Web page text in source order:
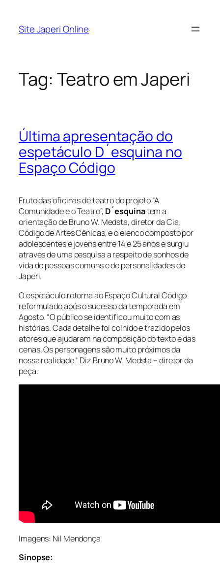
Site Japeri Online
Tag: Teatro em Japeri
Última apresentação do
espetáculo D´esquina no
Espaço Código
Fruto das oficinas de teatro do projeto “A
Comunidade e o Teatro”, D´esquinatem a
orientação de Bruno W. Medsta, diretor da Cia.
Código de Artes Cênicas, e o elenco composto por
adolescentes e jovens entre 14 e 25 anos e surgiu
através de uma pesquisa a respeito de sonhos de
vida de pessoas comuns e de personalidades de
Japeri.
O espetáculo retorna ao Espaço Cultural Código
reformulado após o sucesso da temporada em
Agosto. “O público se identificou muito com as
histórias. Cada detalhe foi colhido e trazido pelos
atores que ajudaram na composição do texto e das
cenas. Os personagens são muito próximos da
nossa realidade.” Diz Bruno W. Medsta – diretor da
peça.
Imagens: Nil Mendonça
Sinopse: